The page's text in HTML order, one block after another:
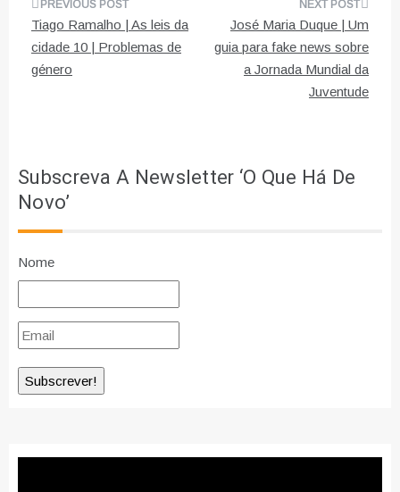
Navegação
de
artigos
Tiago Ramalho | As leis da
cidade 10 | Problemas de
género
José Maria Duque | Um
guia para fake news sobre
a Jornada Mundial da
Juventude
Subscreva A Newsletter ‘O Que Há De
Novo’
Nome